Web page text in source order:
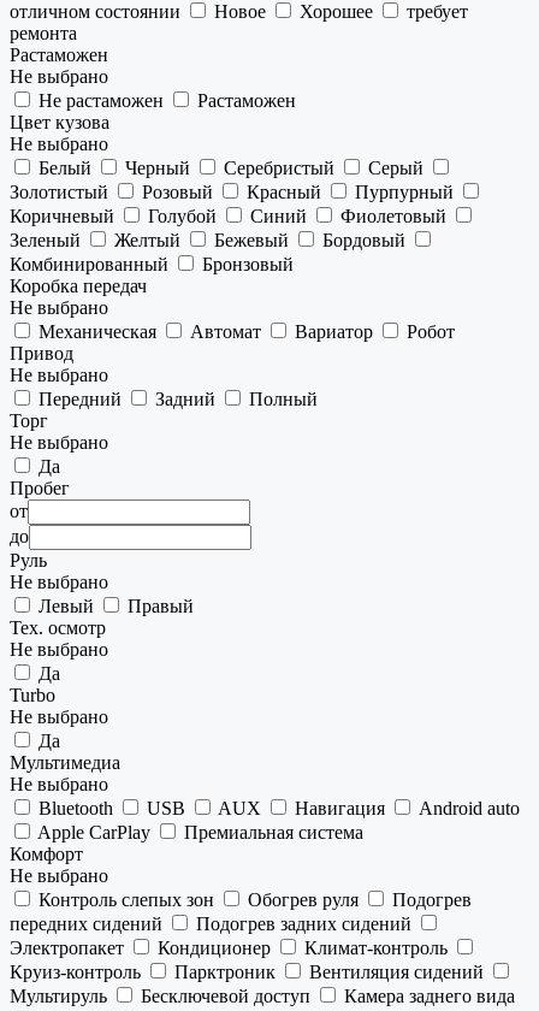
отличном состоянии
Новое Хорошее
требует
ремонта
Растаможен
Не выбрано
Не растаможен
Растаможен
Цвет кузова
Не выбрано
Белый
Черный Серебристый
Серый
Золотистый
Розовый Красный
Пурпурный
Коричневый
Голубой Синий
Фиолетовый
Зеленый
Желтый Бежевый
Бордовый
Комбинированный
Бронзовый
Коробка передач
Не выбрано
Механическая
Автомат Вариатор
Робот
Привод
Не выбрано
Передний
Задний
Полный
Торг
Не выбрано
Да
Пробег
от
до
Руль
Не выбрано
Левый
Правый
Тех. осмотр
Не выбрано
Да
Turbo
Не выбрано
Да
Мультимедиа
Не выбрано
Bluetooth
USB AUX Навигация
Android auto
Apple CarPlay
Премиальная система
Комфорт
Не выбрано
Контроль слепых зон
Обогрев руля
Подогрев
передних сидений
Подогрев задних сидений
Электропакет
Кондиционер
Климат-контроль
Круиз-контроль
Парктроник
Вентиляция сидений
Мультируль
Бесключевой доступ
Камера заднего вида